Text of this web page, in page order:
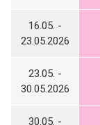
16.05. -
23.05.2026
23.05. -
30.05.2026
30.05. -